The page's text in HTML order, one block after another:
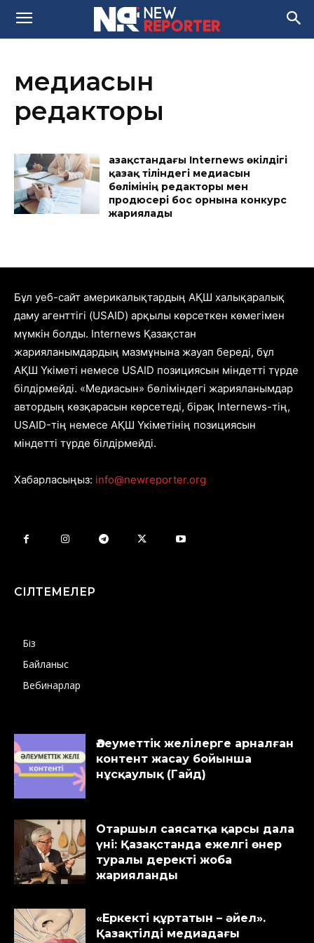
медиасын
редакторы
Қазақстандағы Internews өкілдігі
қазақ тіліндегі медиасын
бөлімінің редакторы мен
продюсері бос орнына конкурс
жариялады
Бұл уеб-сайт америкалықтардың АҚШ халықаралық
даму агенттігі (USAID) арқылы көрсеткен көмегімен
мүмкін болды. Internews Қазақстан
жарияланымдардың мазмұнына жауап береді, бұл
АҚШ Үкіметі немесе USAID позициясын міндетті түрде
білдірмейді. «Медиасын» бөліміндегі жарияланымдар
автордың көзқарасын көрсетеді, бірақ Internews-тің,
USAID-тің немесе АҚШ Үкіметінің позициясын
міндетті түрде білдірмейді.
Хабарласыңыз: info@newreporter.org
СІЛТЕМЕЛЕР
Біз
Байланыс
Вебинарлар
Әлеуметтік желілерге арналған
контент жасау бойынша
нұсқаулық (Гайд)
Отаршыл саясатқа қарсы дала
үні: Қазақстанда ежелгі өнер
туралы деректі жоба
жарияланды
«Еркекті құртатын – әйел».
Қазақтілді медиадағы